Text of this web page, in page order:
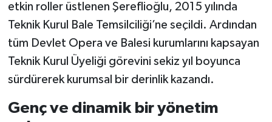
etkin roller üstlenen Şereflioğlu, 2015 yılında
Teknik Kurul Bale Temsilciliği’ne seçildi. Ardından
tüm Devlet Opera ve Balesi kurumlarını kapsayan
Teknik Kurul Üyeliği görevini sekiz yıl boyunca
sürdürerek kurumsal bir derinlik kazandı.
Genç ve dinamik bir yönetim